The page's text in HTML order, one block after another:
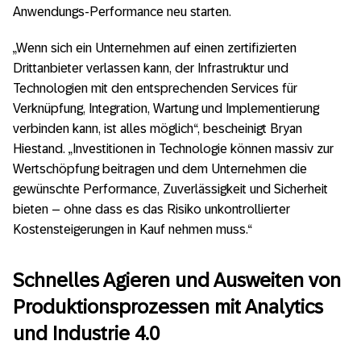
Anwendungs-Performance neu starten.
„Wenn sich ein Unternehmen auf einen zertifizierten
Drittanbieter verlassen kann, der Infrastruktur und
Technologien mit den entsprechenden Services für
Verknüpfung, Integration, Wartung und Implementierung
verbinden kann, ist alles möglich“, bescheinigt Bryan
Hiestand. „Investitionen in Technologie können massiv zur
Wertschöpfung beitragen und dem Unternehmen die
gewünschte Performance, Zuverlässigkeit und Sicherheit
bieten – ohne dass es das Risiko unkontrollierter
Kostensteigerungen in Kauf nehmen muss.“
Schnelles Agieren und Ausweiten von
Produktionsprozessen mit Analytics
und Industrie 4.0